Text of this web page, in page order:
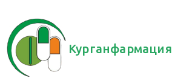
Курганфармация